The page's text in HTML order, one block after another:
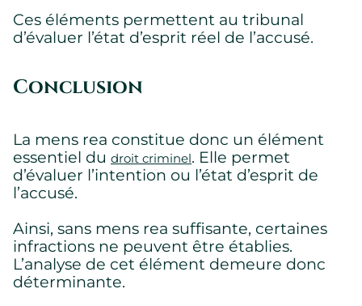
Ces éléments permettent au tribunal
d’évaluer l’état d’esprit réel de l’accusé.
Conclusion
La mens rea constitue donc un élément
essentiel du droit criminel. Elle permet
d’évaluer l’intention ou l’état d’esprit de
l’accusé.
Ainsi, sans mens rea suffisante, certaines
infractions ne peuvent être établies.
L’analyse de cet élément demeure donc
déterminante.